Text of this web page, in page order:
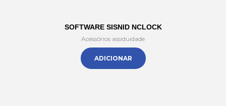
SOFTWARE SISNID NCLOCK
Acessórios assiduidade
ADICIONAR